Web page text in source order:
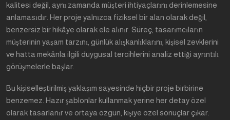
kalitesi değil, aynı zamanda müşteri ihtiyaçlarını derinlemesine
anlamasıdır. Her proje yalnızca fiziksel bir alan olarak değil,
benzersiz bir hikâye olarak ele alınır. Süreç, tasarımcıların
müşterinin yaşam tarzını, günlük alışkanlıklarını, kişisel zevklerini
ve hatta mekânla ilgili duygusal tercihlerini analiz ettiği ayrıntılı
görüşmelerle başlar.
Bu kişiselleştirilmiş yaklaşım sayesinde hiçbir proje birbirine
benzemez. Hazır şablonlar kullanmak yerine her detay özel
olarak tasarlanır ve ortaya özgün, kişiye özel sonuçlar çıkar.